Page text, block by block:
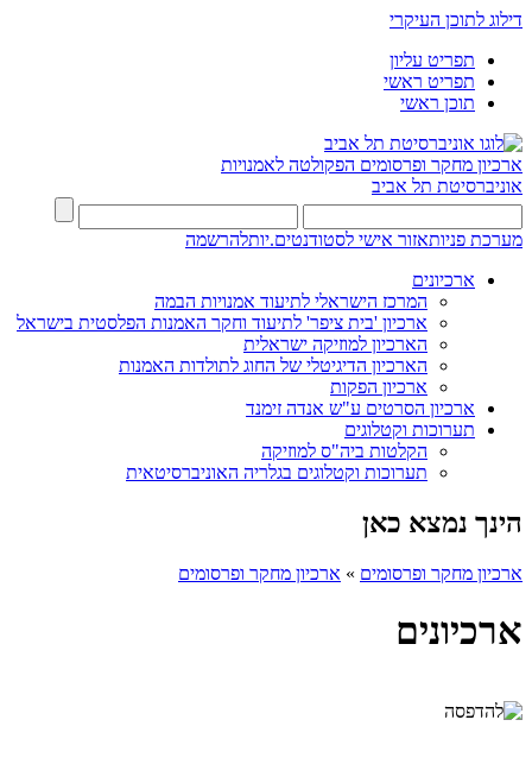
דילוג לתוכן העיקרי
תפריט עליון
תפריט ראשי
תוכן ראשי
ארכיון מחקר ופרסומים הפקולטה לאמנויות
אוניברסיטת תל אביב
מערכת פניותאזור אישי לסטודנטים.יותלהרשמה
ארכיונים
המרכז הישראלי לתיעוד אמנויות הבמה
ארכיון 'בית ציפר' לתיעוד וחקר האמנות הפלסטית בישראל
הארכיון למוזיקה ישראלית
הארכיון הדיגיטלי של החוג לתולדות האמנות
ארכיון הפקות
ארכיון הסרטים ע"ש אנדה זימנד
תערוכות וקטלוגים
הקלטות ביה"ס למוזיקה
תערוכות וקטלוגים בגלריה האוניברסיטאית
הינך נמצא כאן
ארכיון מחקר ופרסומים » ארכיון מחקר ופרסומים
ארכיונים